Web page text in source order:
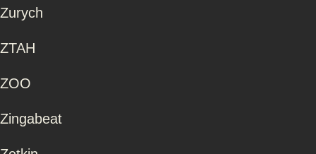
Zurych
ZTAH
ZOO
Zingabeat